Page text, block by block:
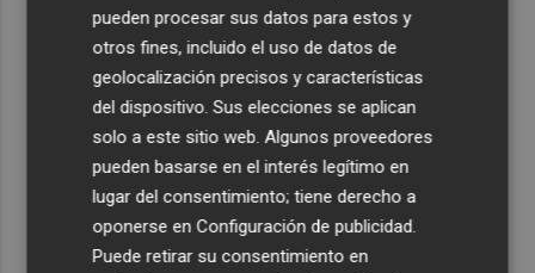
pueden procesar sus datos para estos y
otros fines, incluido el uso de datos de
geolocalización precisos y características
del dispositivo. Sus elecciones se aplican
solo a este sitio web. Algunos proveedores
pueden basarse en el interés legítimo en
lugar del consentimiento; tiene derecho a
oponerse enConfiguración de publicidad
Puede retirar su consentimiento en